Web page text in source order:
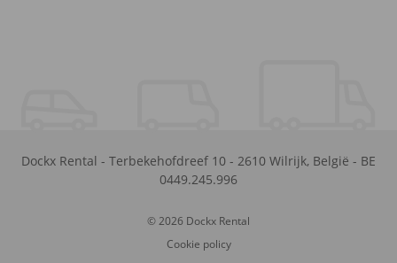
Dockx Rental - Terbekehofdreef 10 - 2610 Wilrijk, België - BE
0449.245.996
© 2026 Dockx Rental
Cookie policy